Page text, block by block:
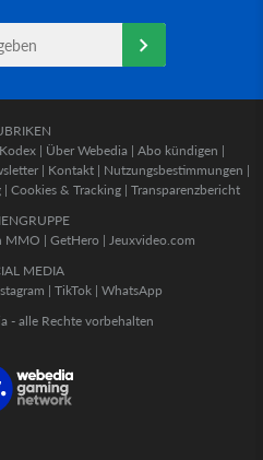
| Über Webedia | Abo kündigen |
| Kontakt | Nutzungsbestimmungen |
| Cookies & Tracking | Transparenzbericht
MMO | GetHero | Jeuxvideo.com
MEDIA
| TikTok | WhatsApp
- alle Rechte vorbehalten